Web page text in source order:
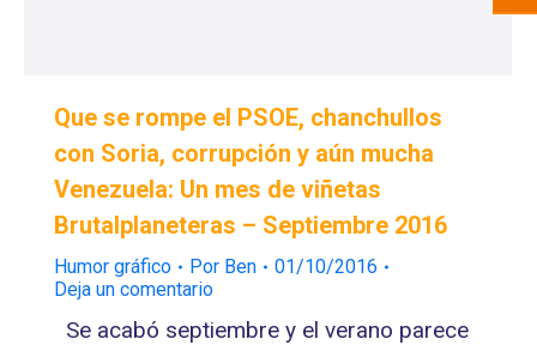
Que se rompe el PSOE, chanchullos
con Soria, corrupción y aún mucha
Venezuela: Un mes de viñetas
Brutalplaneteras – Septiembre 2016
Humor gráfico Por Ben
01/10/2016
Deja un comentario
Se acabó septiembre y el verano parece